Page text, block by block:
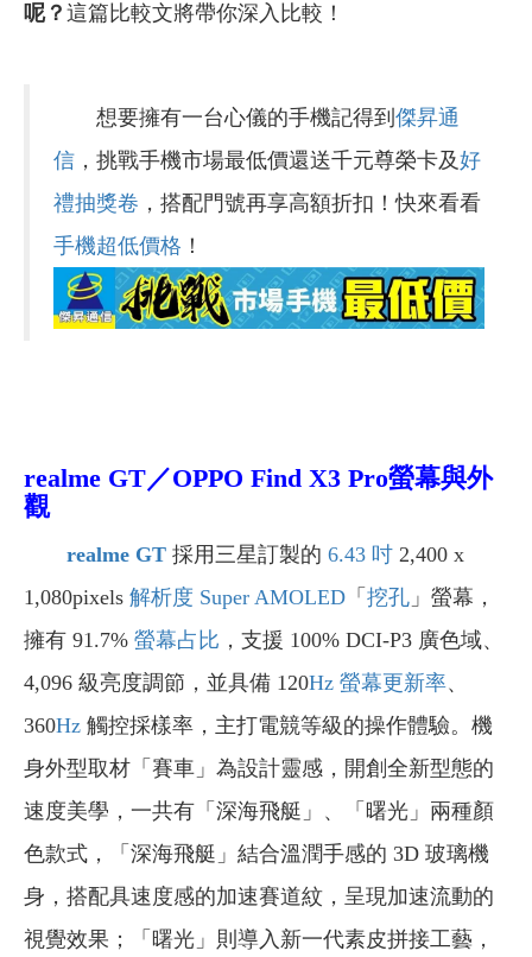
呢？ 這篇比較文將帶你深入比較！
想要擁有一台心儀的手機記得到 傑昇通
信 ，挑戰手機市場最低價還送千元尊榮卡及好
禮抽獎卷 ，搭配門號再享高額折扣！快來看看
手機超低價格 ！
realme GT／OPPO Find X3 Pro螢幕與外
觀
realme GT 採用三星訂製的 6.43 吋 2,400 x
1,080pixels 解析度 Super AMOLED 「 挖孔 」螢幕，
擁有 91.7% 螢幕占比 ，支援 100% DCI-P3 廣色域、
4,096 級亮度調節，並具備 120Hz 螢幕更新率、
360Hz 觸控採樣率，主打電競等級的操作體驗。機
身外型取材「賽車」為設計靈感，開創全新型態的
速度美學，一共有「深海飛艇」、「曙光」兩種顏
色款式，「深海飛艇」結合溫潤手感的 3D 玻璃機
身，搭配具速度感的加速賽道紋，呈現加速流動的
視覺效果；「曙光」則導入新一代素皮拼接工藝，